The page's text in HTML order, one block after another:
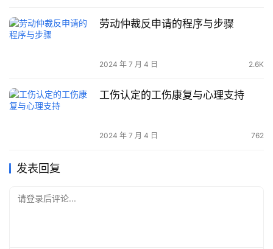
劳动仲裁反申请的程序与步骤
2024 年 7 月 4 日 2.6K
工伤认定的工伤康复与心理支持
2024 年 7 月 4 日 762
发表回复
请登录后评论...